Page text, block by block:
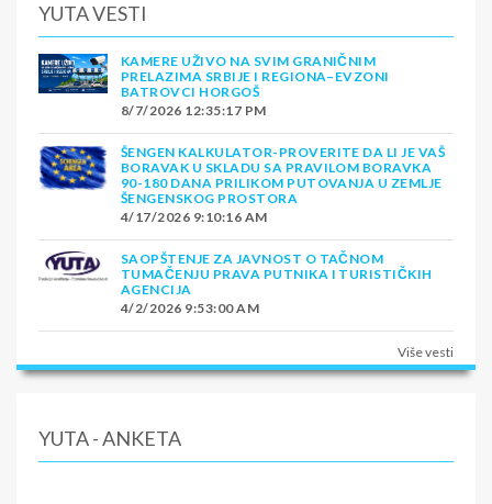
YUTA VESTI
KAMERE UŽIVO NA SVIM GRANIČNIM
PRELAZIMA SRBIJE I REGIONA–EVZONI
BATROVCI HORGOŠ
8/7/2026 12:35:17 PM
ŠENGEN KALKULATOR-PROVERITE DA LI JE VAŠ
BORAVAK U SKLADU SA PRAVILOM BORAVKA
90-180 DANA PRILIKOM PUTOVANJA U ZEMLJE
ŠENGENSKOG PROSTORA
4/17/2026 9:10:16 AM
SAOPŠTENJE ZA JAVNOST O TAČNOM
TUMAČENJU PRAVA PUTNIKA I TURISTIČKIH
AGENCIJA
4/2/2026 9:53:00 AM
Više vesti
YUTA - ANKETA